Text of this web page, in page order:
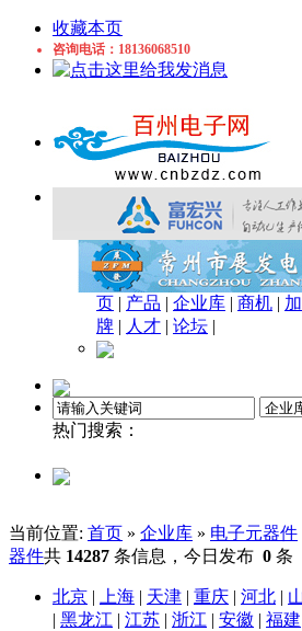
收藏本页
咨询电话：18136068510
页 | 产品 | 企业库 | 商机 |
牌 | 人才 | 论坛 |
热门搜索：
当前位置: 首页 » 企业库 » 电子元器件
器件共 14287 条信息，今日发布 0 条
北京 上海 天津 重庆 河北
黑龙江 江苏 浙江 安徽 福建